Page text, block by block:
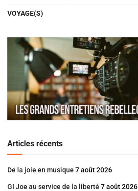
VOYAGE(S)
Articles récents
De la joie en musique 7 août 2026
GI Joe au service de la liberté 7 août 2026